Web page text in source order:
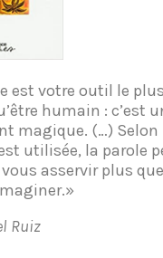
est votre outil le
humain : c’est
magique. (…) Selon
utilisée, la parole
asservir plus
Ruiz